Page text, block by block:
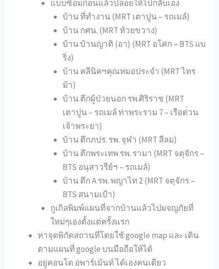
แบบซ้อมก่อนแล้วปล่อยให้ไปกลับเอง
บ้าน ที่ทำงาน (MRT เตาปูน – รถเมล์)
บ้าน กศน. (MRT ห้วยขวาง)
บ้าน บ้านญาติ (อา) (MRT อโศก – BTS แบ
ริ่ง)
บ้าน คลีนิคฯคุณหมอประจำ (MRT ไทร
ม้า)
บ้าน ตึกผู้ป่วยนอก รพ.ศิริราช (MRT
เตาปูน – รถเมล์ ท่าพระราม 7 – เรือด่่วน
เจ้าพระยา)
บ้าน ตึกภปร. รพ. จุฬา (MRT สีลม)
บ้าน ตึกพระเทพ รพ. รามา (MRT จตุจักร –
BTS อนุสาวรีย์ฯ – รถเมล์)
บ้าน ตึก A รพ. พญาไท 2 (MRT จตุจักร –
BTS สนามเป้า)
กูเกิลพิมพ์แผนที่จากบ้านแล้วไปผจญภัยที่
ใหม่ๆเองตั้งแต่ครั้งแรก
หาจุดพิกัดสถานที่โดยใช้ google map และ เดิน
ตามแผนที่ google บนมือถือให้ได้
อยู่คอนโด อพาร์เม้นท์ ได้เองคนเดียว